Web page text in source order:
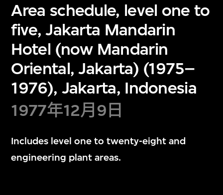
Area schedule, level one to
five, Jakarta Mandarin
Hotel (now Mandarin
Oriental, Jakarta) (1975–
1976), Jakarta, Indonesia
1977年12月9日
Includes level one to twenty-eight and
engineering plant areas.